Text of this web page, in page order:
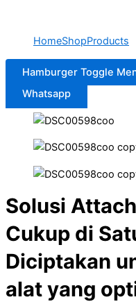
HomeShopProducts
Hamburger Toggle
Whatsapp
Solusi
Cukup di
Diciptakan
alat yang